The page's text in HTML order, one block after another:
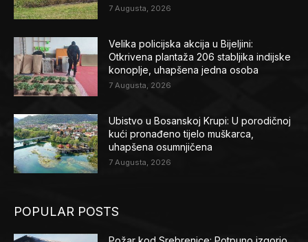
7 Augusta, 2026
Velika policijska akcija u Bijeljini:
Otkrivena plantaža 206 stabljika indijske
konoplje, uhapšena jedna osoba
7 Augusta, 2026
Ubistvo u Bosanskoj Krupi: U porodičnoj
kući pronađeno tijelo muškarca,
uhapšena osumnjičena
7 Augusta, 2026
POPULAR POSTS